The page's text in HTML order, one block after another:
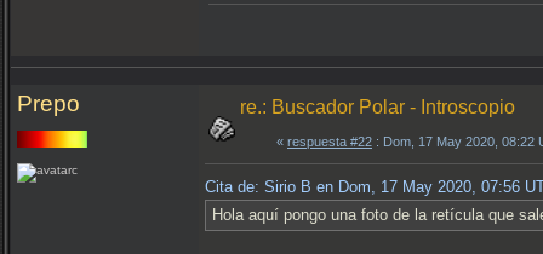
Prepo re.: Buscador Polar - Introscopio
« respuesta #22 : Dom, 17 May 2020, 08:22
Cita de: Sirio B en Dom, 17 May 2020, 07:56
Hola aquí pongo una foto de la retícula que